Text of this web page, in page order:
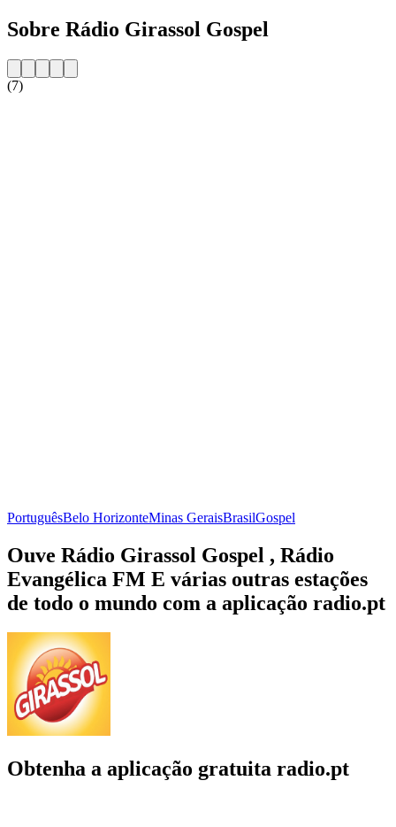
Sobre Rádio Girassol Gospel
(7)
PortuguêsBelo HorizonteMinas GeraisBrasilGospel
Ouve Rádio Girassol Gospel , Rádio
Evangélica FM E várias outras estações
de todo o mundo com a aplicação radio.pt
Obtenha a aplicação gratuita radio.pt